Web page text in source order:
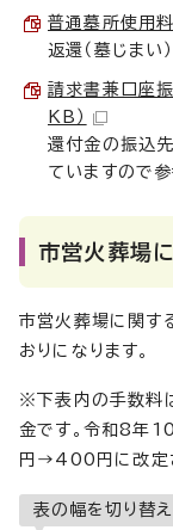
普通墓所使用
返還（墓じまい
請求書兼口座
KB）
還付金の振込
ていますので参
市営火葬場
市営火葬場に関す
おりになります。
※下表内の手数料
金です。令和8年
円→400円に改定
表の幅を切り替え